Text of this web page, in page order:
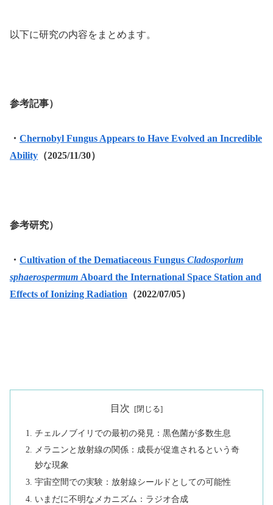
以下に研究の内容をまとめます。
参考記事）
・ Chernobyl Fungus Appears to Have Evolved an Incredible
Ability （2025/11/30）
参考研究）
・ Cultivation of the Dematiaceous Fungus Cladosporium
sphaerospermum Aboard the International Space Station and
Effects of Ionizing Radiation （2022/07/05）
目次
チェルノブイリでの最初の発見：黒色菌が多数生息
メラニンと放射線の関係：成長が促進されるという奇
妙な現象
宇宙空間での実験：放射線シールドとしての可能性
いまだに不明なメカニズム：ラジオ合成